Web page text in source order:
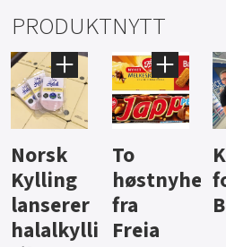
PRODUKTNYTT
Knalltall
for Açai
Bowl
Aass vil
bli
førstevalg
i lite-